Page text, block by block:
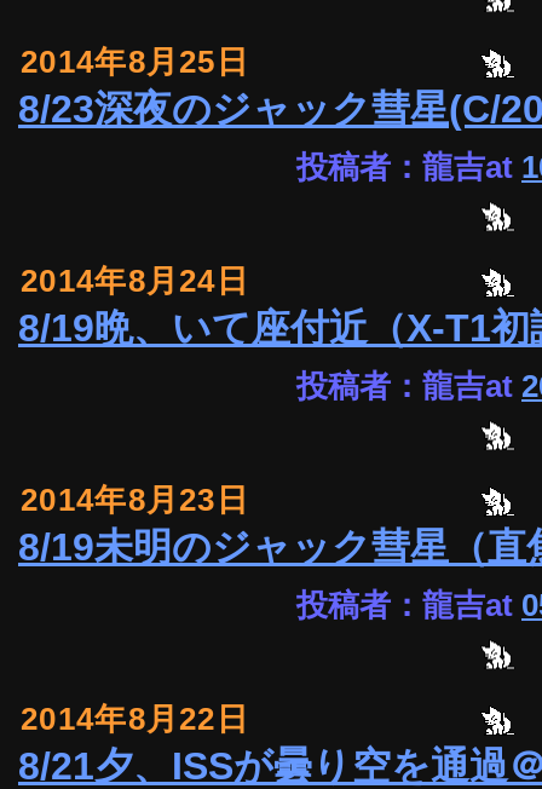
2014年8月25日
8/23深夜のジャック彗星(C/
投稿者：龍吉at
2014年8月24日
8/19晩、いて座付近（X-T1初
投稿者：龍吉at
2014年8月23日
8/19未明のジャック彗星（直
投稿者：龍吉at
2014年8月22日
8/21夕、ISSが曇り空を通過